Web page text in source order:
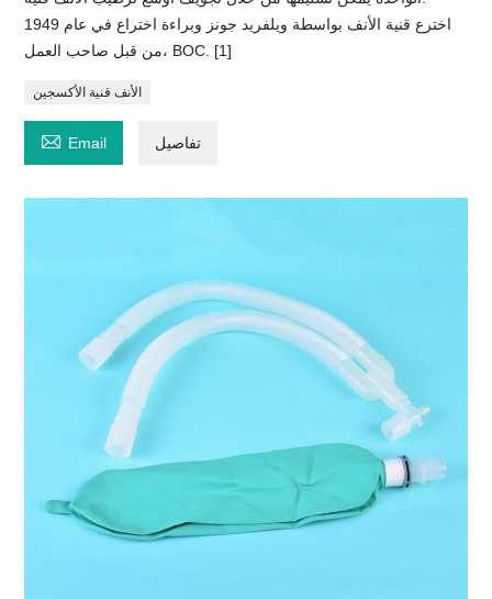
اخترع قنية الأنف بواسطة ويلفريد جونز وبراءة اختراع في عام 1949
من قبل صاحب العمل، BOC. [1]
الأنف قنية الأكسجين
 Email تفاصيل